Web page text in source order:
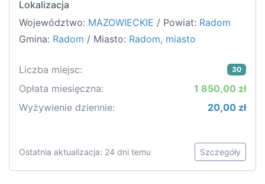
Lokalizacja
Województwo: MAZOWIECKIE / Powiat: Radom
Gmina: Radom / Miasto: Radom, miasto
Liczba miejsc: 30
Opłata miesięczna:
1 850,00 zł
Wyżywienie dziennie:
20,00 zł
Ostatnia aktualizacja: 24 dni temu Szczegóły